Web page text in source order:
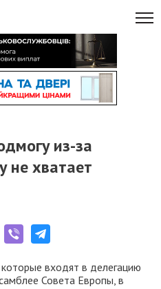
из-за
не хватает
входят в делегацию
Совета Европы, в